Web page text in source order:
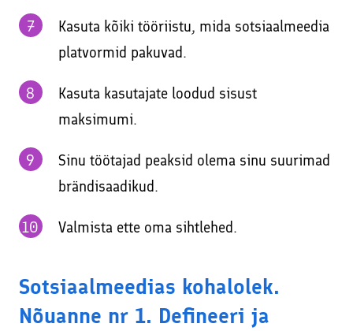
Kasuta kõiki tööriistu, mida sotsiaalmeedia
platvormid pakuvad.
Kasuta kasutajate loodud sisust
maksimumi.
Sinu töötajad peaksid olema sinu suurimad
brändisaadikud.
Valmista ette oma sihtlehed.
Sotsiaalmeedias kohalolek.
Nõuanne nr 1. Defineeri ja